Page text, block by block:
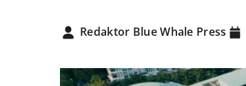
Redaktor Blue Whale Press